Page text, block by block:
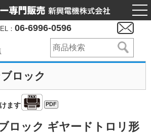
： 06-6996-0596
ロック
ます PDF
ロック ギヤードトロリ形